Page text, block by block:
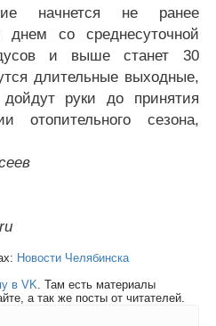
начнется не ранее
со среднесуточной
и выше станет 30
длительные выходные,
руки до принятия
отопительного сезона,
Новости Челябинска
в VK . Там есть материалы
а так же посты от читателей.